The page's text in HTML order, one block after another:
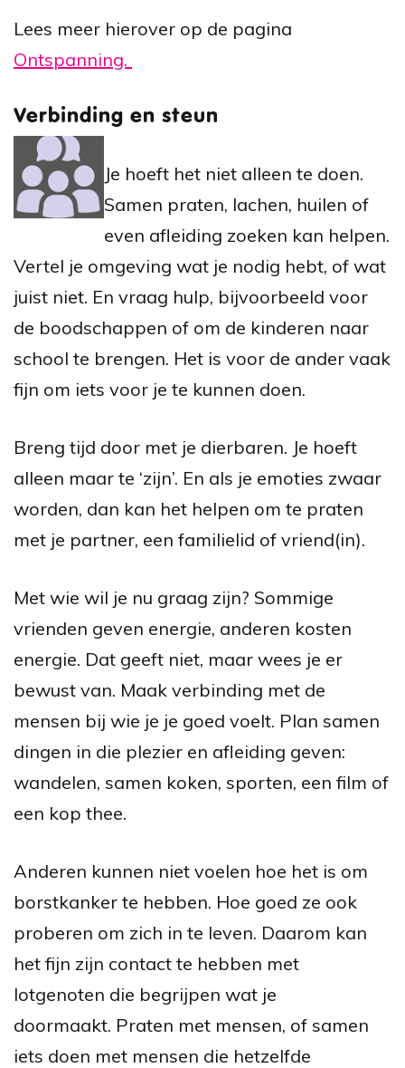
Lees meer hierover op de pagina
Ontspanning.
Verbinding en steun
Je hoeft het niet alleen te doen.
Samen praten, lachen, huilen of
even afleiding zoeken kan helpen.
Vertel je omgeving wat je nodig hebt, of wat
juist niet. En vraag hulp, bijvoorbeeld voor
de boodschappen of om de kinderen naar
school te brengen. Het is voor de ander vaak
fijn om iets voor je te kunnen doen.
Breng tijd door met je dierbaren. Je hoeft
alleen maar te ‘zijn’. En als je emoties zwaar
worden, dan kan het helpen om te praten
met je partner, een familielid of vriend(in).
Met wie wil je nu graag zijn? Sommige
vrienden geven energie, anderen kosten
energie. Dat geeft niet, maar wees je er
bewust van. Maak verbinding met de
mensen bij wie je je goed voelt. Plan samen
dingen in die plezier en afleiding geven:
wandelen, samen koken, sporten, een film of
een kop thee.
Anderen kunnen niet voelen hoe het is om
borstkanker te hebben. Hoe goed ze ook
proberen om zich in te leven. Daarom kan
het fijn zijn contact te hebben met
lotgenoten die begrijpen wat je
doormaakt. Praten met mensen, of samen
iets doen met mensen die hetzelfde